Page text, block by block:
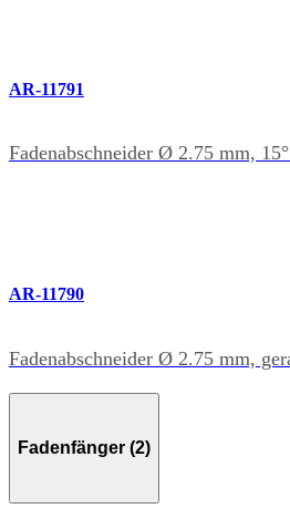
AR-11791
Fadenabschneider Ø 2.75 mm,
AR-11790
Fadenabschneider Ø 2.75 mm,
Fadenfänger (2)